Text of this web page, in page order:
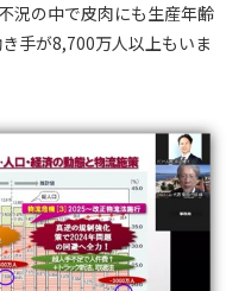
況の中で皮肉にも生産年齢
手が8,700万人以上もいま